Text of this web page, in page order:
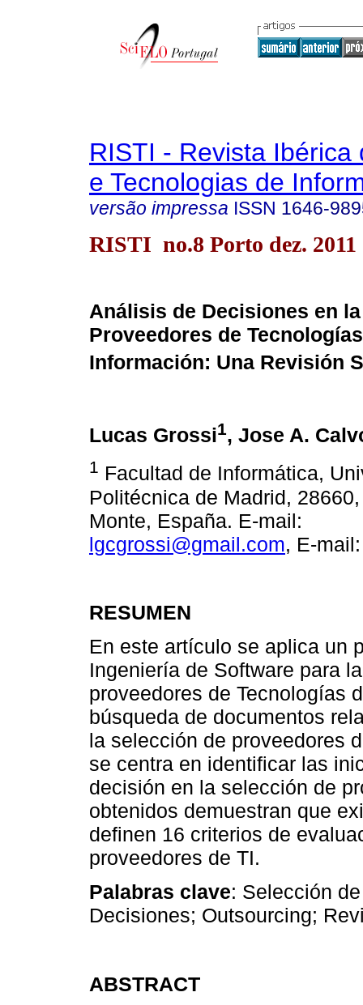
RISTI - Revista Ibérica
e Tecnologias de
versão impressa ISSN 1646-
RISTI no.8 Porto dez. 2011
Análisis de Decisiones en
Proveedores de
Información: Una Revisión
Lucas Grossi1, Jose A.
1 Facultad de Informática,
Politécnica de Madrid,
Monte, España. E-mail:
lgcgrossi@gmail.com, E-
RESUMEN
En este artículo se aplica un
Ingeniería de Software para
proveedores de Tecnologías
búsqueda de documentos
la selección de proveedores
se centra en identificar las
decisión en la selección de
obtenidos demuestran que
definen 16 criterios de
proveedores de TI.
Palabras clave: Selección
Decisiones; Outsourcing;
ABSTRACT